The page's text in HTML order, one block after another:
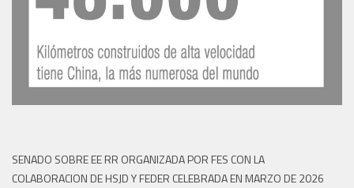
SENADO SOBRE EE RR ORGANIZADA POR FES CON LA
COLABORACION DE HSJD Y FEDER CELEBRADA EN MARZO DE 2026